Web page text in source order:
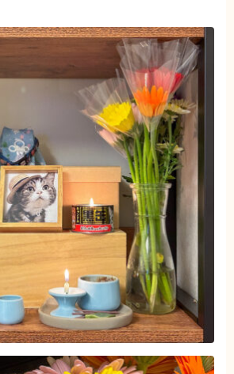
ライフ
の飼い方、しつけ、食事）
ケア・病院情報）
の習性、気持ちの読み方）
こに優しいインテリア、災害対
察日記